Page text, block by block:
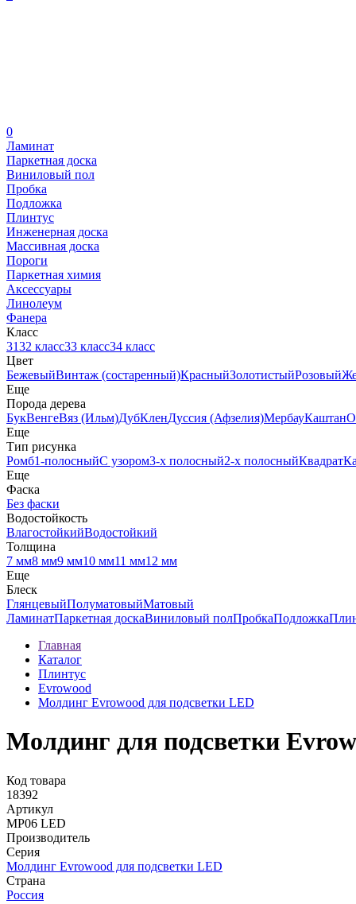
0
Ламинат
Паркетная доска
Виниловый пол
Пробка
Подложка
Плинтус
Инженерная доска
Массивная доска
Пороги
Паркетная химия
Аксессуары
Линолеум
Фанера
Класс
3132 класс33 класс34 класс
Цвет
БежевыйВинтаж (состаренный)КрасныйЗолотистыйРозовый
Еще
Порода дерева
БукВенгеВяз (Ильм)ДубКленДуссия (Афзелия)МербауКаштан
Еще
Тип рисунка
Ромб1-полосныйС узором3-х полосный2-х полосныйКвадрат
Еще
Фаска
Без фаски
Водостойкость
ВлагостойкийВодостойкий
Толщина
7 мм8 мм9 мм10 мм11 мм12 мм
Еще
Блеск
ГлянцевыйПолуматовыйМатовый
ЛаминатПаркетная доскаВиниловый полПробкаПодложка
Главная
Каталог
Плинтус
Evrowood
Молдинг Evrowood для подсветки LED
Молдинг для подсветки
Код товара
18392
Артикул
MP06 LED
Производитель
Серия
Молдинг Evrowood для подсветки LED
Страна
Россия